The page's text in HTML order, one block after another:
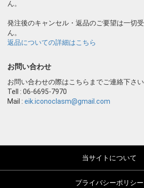
ん。
発注後のキャンセル・返品のご要望は一切
ん。
返品についての詳細はこちら
お問い合わせ
お問い合わせの際はこちらまでご連絡下さい
Tell : 06-6695-7970
Mail : eik.iconoclasm@gmail.com
当サイトについて
プライバシーポリシー